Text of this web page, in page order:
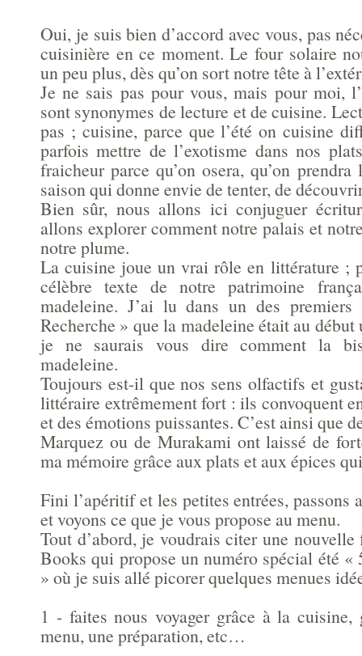
Oui, je suis bien d’accord avec vous, pas
cuisinière en ce moment. Le four solaire
un peu plus, dès qu’on sort notre tête à
Je ne sais pas pour vous, mais pour moi,
sont synonymes de lecture et de cuisine.
pas ; cuisine, parce que l’été on cuisine
parfois mettre de l’exotisme dans nos
fraicheur parce qu’on osera, qu’on prendra
saison qui donne envie de tenter, de
Bien sûr, nous allons ici conjuguer
allons explorer comment notre palais et
notre plume.
La cuisine joue un vrai rôle en littérature ;
célèbre texte de notre patrimoine
madeleine. J’ai lu dans un des
Recherche » que la madeleine était au
je ne saurais vous dire comment la
madeleine.
Toujours est-il que nos sens olfactifs et
littéraire extrêmement fort : ils convoquent
et des émotions puissantes. C’est ainsi que
Marquez ou de Murakami ont laissé de
ma mémoire grâce aux plats et aux épices
Fini l’apéritif et les petites entrées, passons
et voyons ce que je vous propose au menu.
Tout d’abord, je voudrais citer une
Books qui propose un numéro spécial été «
» où je suis allé picorer quelques menues
1 - faites nous voyager grâce à la
menu, une préparation, etc…